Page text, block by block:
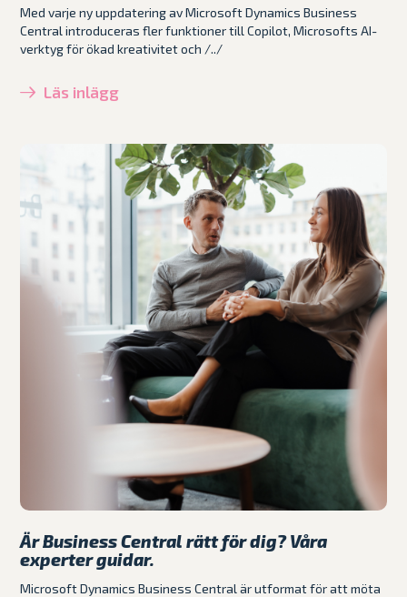
Med varje ny uppdatering av Microsoft Dynamics Business
Central introduceras fler funktioner till Copilot, Microsofts AI-
verktyg för ökad kreativitet och /../
Läs inlägg
Är Business Central rätt för dig? Våra
experter guidar.
Microsoft Dynamics Business Central är utformat för att möta